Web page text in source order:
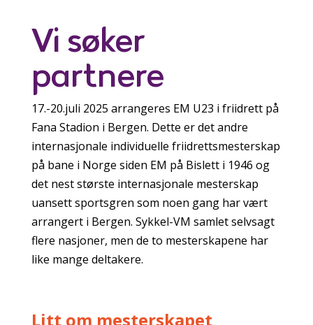
Vi søker
partnere
17.-20.juli 2025 arrangeres EM U23 i friidrett på
Fana Stadion i Bergen. Dette er det andre
internasjonale individuelle friidrettsmesterskap
på bane i Norge siden EM på Bislett i 1946 og
det nest største internasjonale mesterskap
uansett sportsgren som noen gang har vært
arrangert i Bergen. Sykkel-VM samlet selvsagt
flere nasjoner, men de to mesterskapene har
like mange deltakere.
Litt om mesterskapet